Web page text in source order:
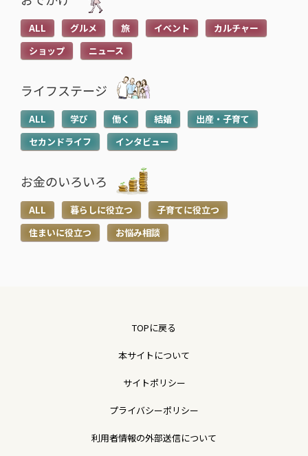
ALL グルメ 旅 イベント
カルチャー
ショップ
ニュース
ライフステージ
ALL 学び 働く 結婚
出産・子育て
セカンドライフ
インタビュー
お金のいろいろ
ALL 暮らしに役立つ
子育てに役立つ
住まいに役立つ
お悩み相談
TOPに戻る
本サイトについて
サイトポリシー
プライバシーポリシー
利用者情報の外部送信について